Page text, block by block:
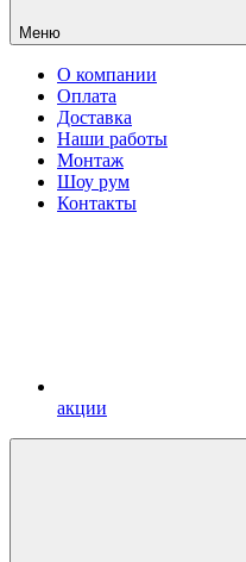
Меню
О компании
Оплата
Доставка
Наши работы
Монтаж
Шоу рум
Контакты
акции